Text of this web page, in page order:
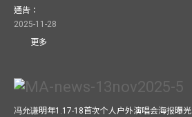
通告：
2025-11-28
更多
冯允谦明年1.17-18首次个人户外演唱会海报曝光